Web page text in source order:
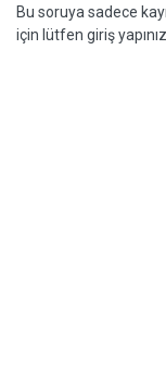
Bu soruya sadece
için lütfen giriş yapınız.